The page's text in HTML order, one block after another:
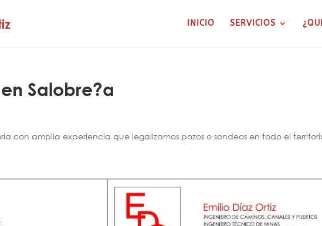
INICIO SERVICIOS
Salobre?a
con amplia experiencia que legalizamos pozos o sondeos en todo el